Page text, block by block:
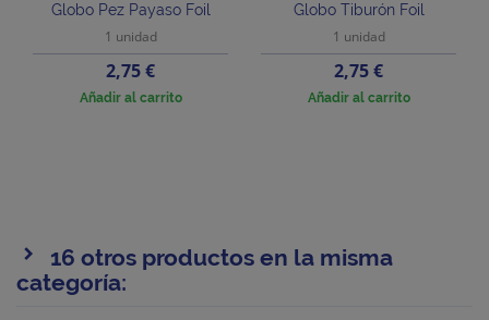
Globo Pez Payaso Foil
1 unidad
Precio
2,75 €
Añadir al carrito
Globo Tiburón Foil
1 unidad
Precio
2,75 €
Añadir al carrito
16 otros productos en la misma
categoría: